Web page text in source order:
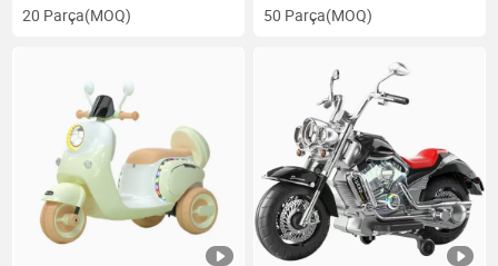
20 Parça(MOQ) 50 Parça(MOQ)